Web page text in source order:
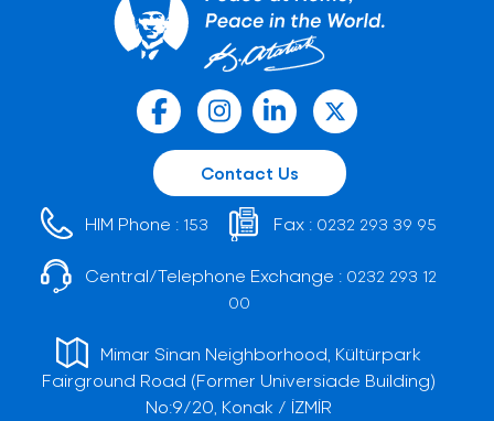
Contact Us
HIM Phone : 153 Fax : 0232 293 39 95
Central/Telephone Exchange : 0232 293 12
00
Mimar Sinan Neighborhood, Kültürpark
Fairground Road (Former Universiade Building)
No:9/20, Konak / İZMİR